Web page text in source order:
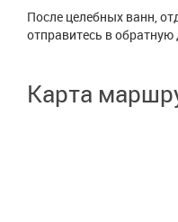
После целебных ванн,
отправитесь в
Карта